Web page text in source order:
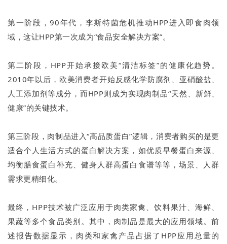
第一阶段，90年代，李斯特菌危机推动HPP进入即食肉领
域，这让HPP第一次成为“食品安全解决方案”。
第二阶段，HPP开始承接欧美“清洁标签”的健康化趋势。
2010年以后，欧美消费者开始反感化学防腐剂、亚硝酸盐、
人工添加剂等成分，而HPP则成为实现肉制品“天然、新鲜、
健康”的关键技术。
第三阶段，肉制品进入“高品质蛋白”逻辑，消费者购买的是更
适合个人生活方式的蛋白解决方案，如优质早餐蛋白来源、
均衡膳食蛋白补充、健身人群高蛋白食谱等等，场景、人群
需求更精细化。
最终，HPP技术被广泛应用于肉类家禽、饮料果汁、海鲜、
果蔬等多个食品类别。其中，肉制品是最大的应用领域。前
述报告数据显示，肉类和家禽产品占据了HPP应用总量的